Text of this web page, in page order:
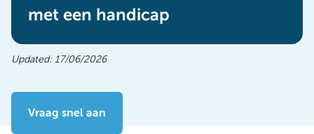
met een handicap
Updated: 17/06/2026
Vraag snel aan